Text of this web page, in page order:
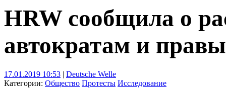
HRW сообщила о
автократам и
17.01.2019 10:53 | Deutsche Welle
Категории: Общество Протесты Исследование